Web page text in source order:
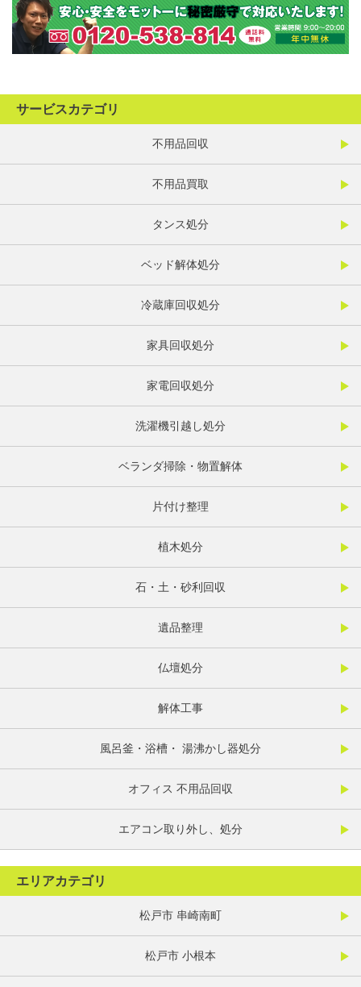
サービスカテゴリ
不用品回収
不用品買取
タンス処分
ベッド解体処分
冷蔵庫回収処分
家具回収処分
家電回収処分
洗濯機引越し処分
ベランダ掃除・物置解体
片付け整理
植木処分
石・土・砂利回収
遺品整理
仏壇処分
解体工事
風呂釜・浴槽・ 湯沸かし器処分
オフィス 不用品回収
エアコン取り外し、処分
エリアカテゴリ
松戸市 串崎南町
松戸市 小根本